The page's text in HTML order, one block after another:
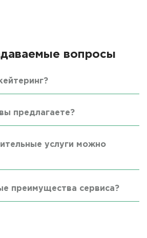
вопросы
предлагаете?
услуги можно
преимущества сервиса?